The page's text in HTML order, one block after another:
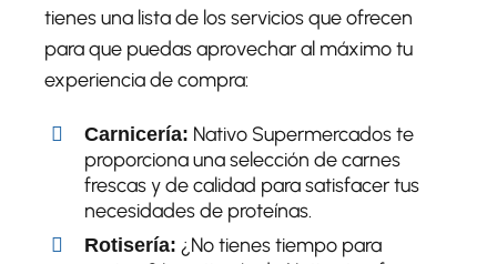
tienes una lista de los servicios que ofrecen
para que puedas aprovechar al máximo tu
experiencia de compra:
Carnicería: Nativo Supermercados te
proporciona una selección de carnes
frescas y de calidad para satisfacer tus
necesidades de proteínas.
Rotisería: ¿No tienes tiempo para